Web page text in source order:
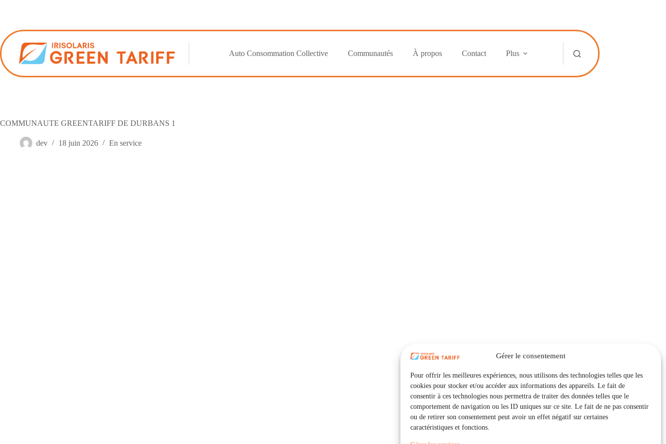
Gérer le consentement
Pour offrir les meilleures expériences, nous utilisons des technologies telles que les
cookies pour stocker et/ou accéder aux informations des appareils. Le fait de
consentir à ces technologies nous permettra de traiter des données telles que le
comportement de navigation ou les ID uniques sur ce site. Le fait de ne pas consentir
ou de retirer son consentement peut avoir un effet négatif sur certaines
caractéristiques et fonctions.
Auto Consommation Collective Communautés À propos Contact Plus
COMMUNAUTE GREENTARIFF DE DURBANS 1
dev 18 juin 2026 En service